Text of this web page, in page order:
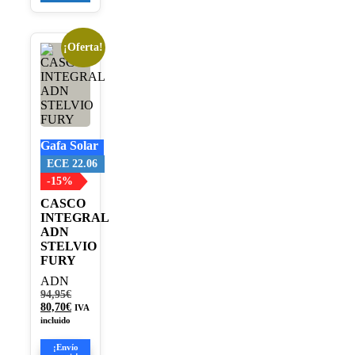
¡Oferta!
Gafa Solar
ECE 22.06
-15%
CASCO
INTEGRAL
ADN
STELVIO
FURY
ADN
94,95€El
precio
94,95€.
80,70€El
es:
IVA
incluido
¡Envío
Este
producto
tiene
múltiples
variantes.
Las
se
pueden
elegir
en
la
página
de
producto